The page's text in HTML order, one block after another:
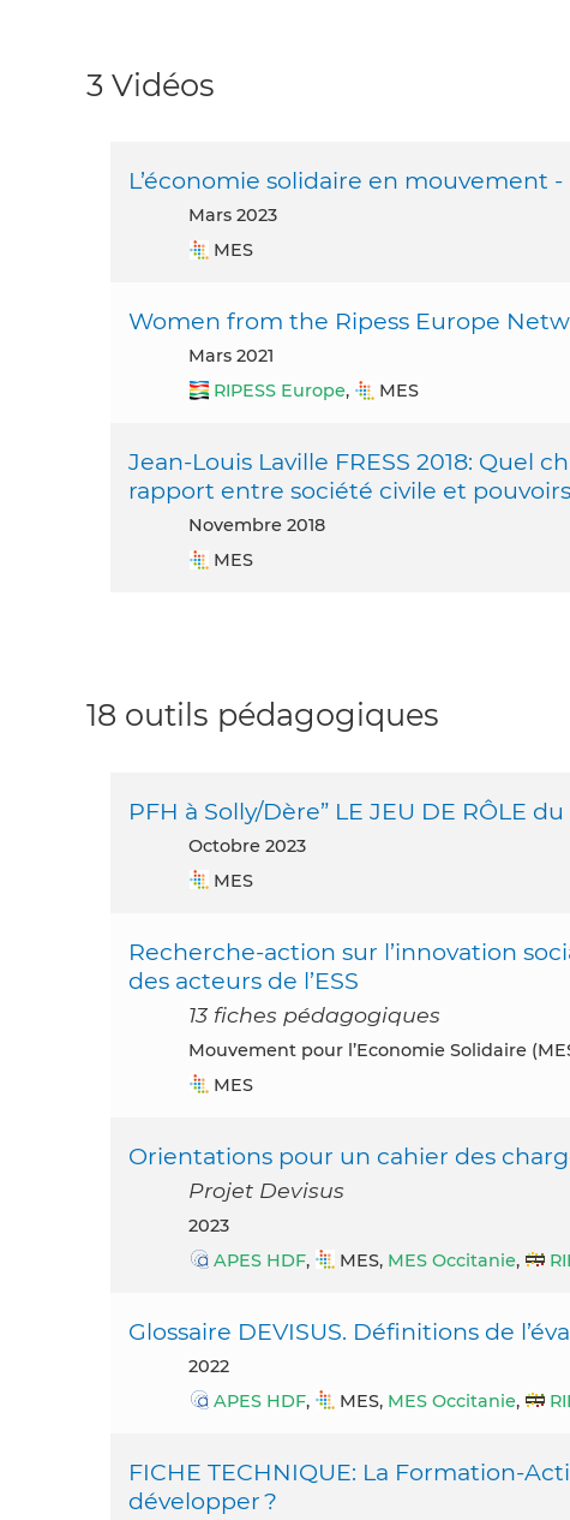
3 Vidéos
L’économie solidaire en mouvement -
mars 2023
MES
Women from the Ripess Europe
mars 2021
RIPESS Europe, MES
Jean-Louis Laville FRESS 2018: Quel
rapport entre société civile et
novembre 2018
MES
18 outils pédagogiques
PFH à Solly/Dère” LE JEU DE RÔLE
octobre 2023
MES
Recherche-action sur l’innovation
des acteurs de l’ESS
13 fiches pédagogiques
Mouvement pour l’Economie Solidaire
MES
Orientations pour un cahier des
Projet Devisus
2023
APES HDF, MES, MES Occitanie,
Glossaire DEVISUS. Définitions de
2022
APES HDF, MES, MES Occitanie,
FICHE TECHNIQUE: La Formation-
développer ?